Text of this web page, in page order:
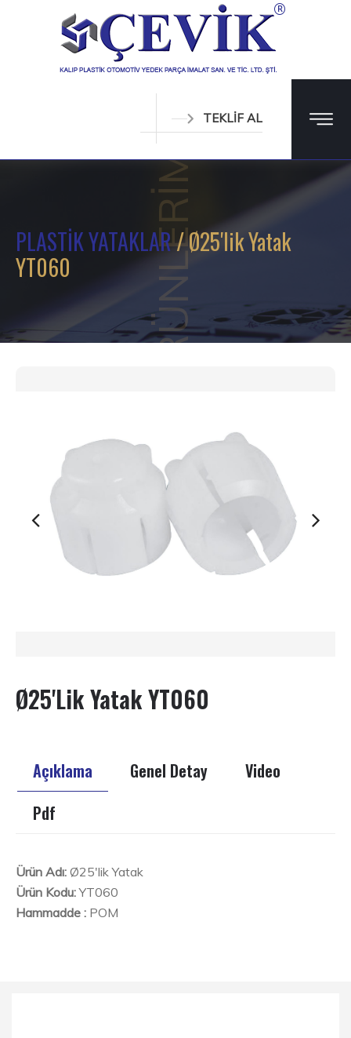
TEKLİF AL
ÜRÜNLERİMİZ
PLASTİK YATAKLAR/ Ø25'lik Yatak
YT060
Ø25'lik Yatak YT060
Açıklama Genel Detay
Video
Pdf
Ürün Adı: Ø25'lik Yatak
Ürün Kodu:YT060
Hammadde : POM